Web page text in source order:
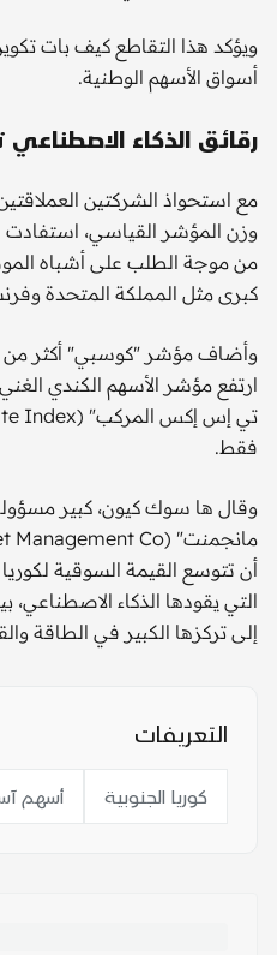
ويؤكد هذا التقاطع كيف بات
أسواق الأسهم الوطنية.
رقائق الذكاء الاصطناعي
وزن المؤشر القياسي، استفادت
من موجة الطلب على أشباه
كبرى مثل المملكة المتحدة
ارتفع مؤشر الأسهم الكندي
فقط.
وقال ها سوك كيون، كبير
أن تتوسع القيمة السوقية
التي يقودها الذكاء الاصطناعي،
إلى تركزها الكبير في الطاقة
التعريفات
كوريا الجنوبية أسهم